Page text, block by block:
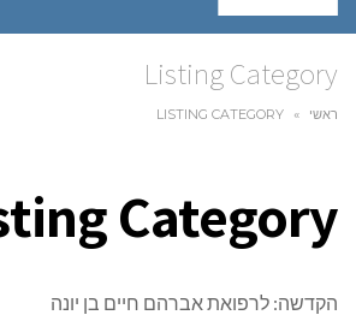
Listing Category
ראשי »
LISTING CATEGORY
Category
הקדשה: לרפואת אברהם חיים בן יונה